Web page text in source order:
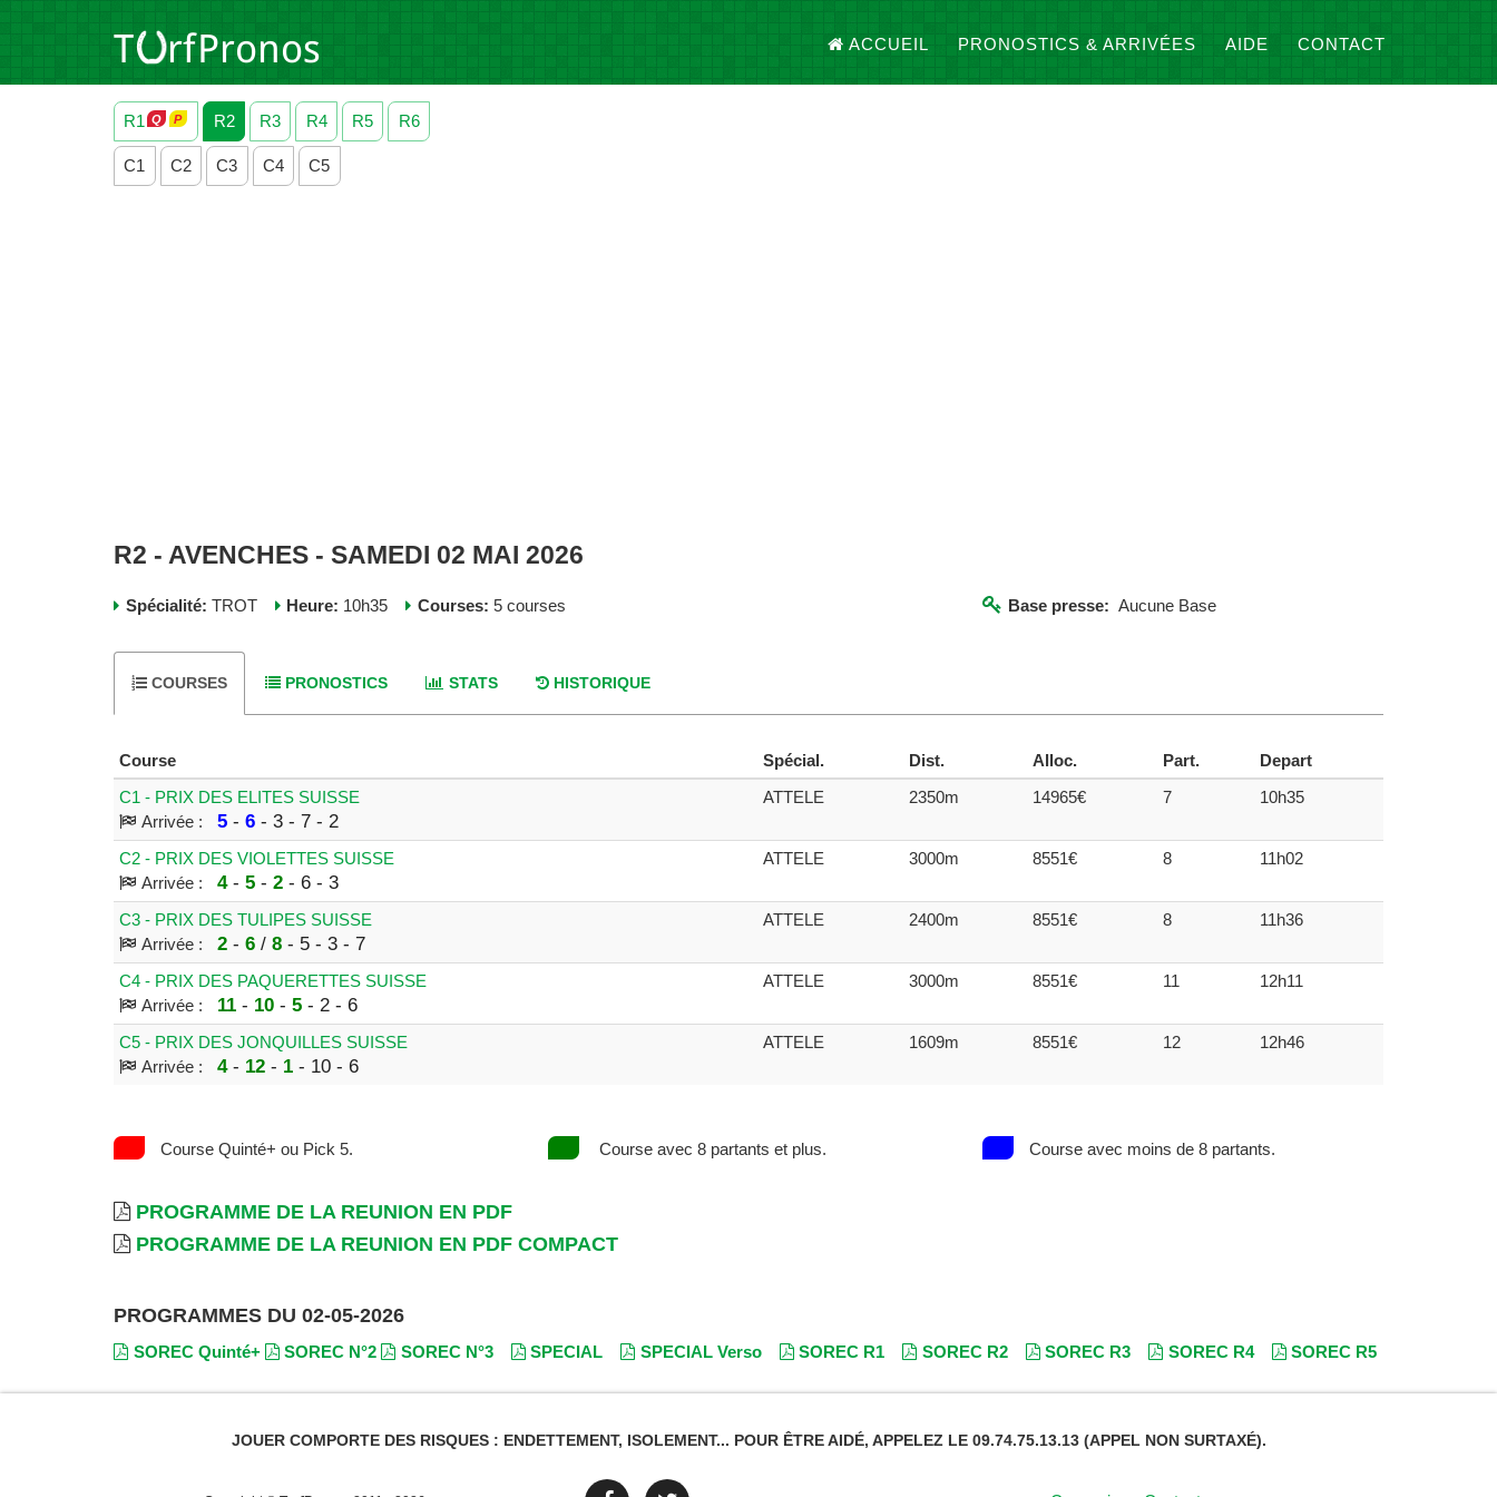
ACCUEIL PRONOSTICS & ARRIVÉES AIDE CONTACT
R1 R2 R3 R4 R5 R6
C1 C2 C3 C4 C5
R2 - AVENCHES - SAMEDI 02 MAI 2026
Spécialité: TROT Heure: 10h35 Courses: 5 courses Base presse: Aucune Base
COURSES PRONOSTICS STATS HISTORIQUE
Course Spécial. Dist. Alloc. Part.
Depart
C1 - PRIX DES ELITES SUISSE
Arrivée :
5- 6- 3 - 7 - 2
ATTELE 2350m 14965€ 7 10h35
C2 - PRIX DES VIOLETTES SUISSE
Arrivée :
4- 5- 2- 6 - 3
ATTELE 3000m 8551€ 8 11h02
C3 - PRIX DES TULIPES SUISSE
Arrivée :
2- 6/ 8- 5 - 3 - 7
ATTELE 2400m 8551€ 8 11h36
C4 - PRIX DES PAQUERETTES SUISSE
Arrivée :
11- 10- 5- 2 - 6
ATTELE 3000m 8551€ 11 12h11
C5 - PRIX DES JONQUILLES SUISSE
Arrivée :
4- 12- 1- 10 - 6
ATTELE 1609m 8551€ 12 12h46
Course Quinté+ ou Pick 5. Course avec 8 partants et plus. Course avec moins de 8 partants.
PROGRAMME DE LA REUNION EN PDF
PROGRAMME DE LA REUNION EN PDF COMPACT
PROGRAMMES DU 02-05-2026
SOREC Quinté+ SOREC N°2 SOREC N°3 SPECIAL SPECIAL Verso SOREC R1 SOREC R2 SOREC R3 SOREC R4 SOREC R5
JOUER COMPORTE DES RISQUES : ENDETTEMENT, ISOLEMENT... POUR ÊTRE AIDÉ, APPELEZ LE 09.74.75.13.13 (APPEL NON SURTAXÉ).